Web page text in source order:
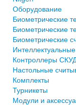
Оборудование
Биометрические
Биометрические
Биометрические
Контроллеры
Настольные
Комплекты
Турникеты
Модули и